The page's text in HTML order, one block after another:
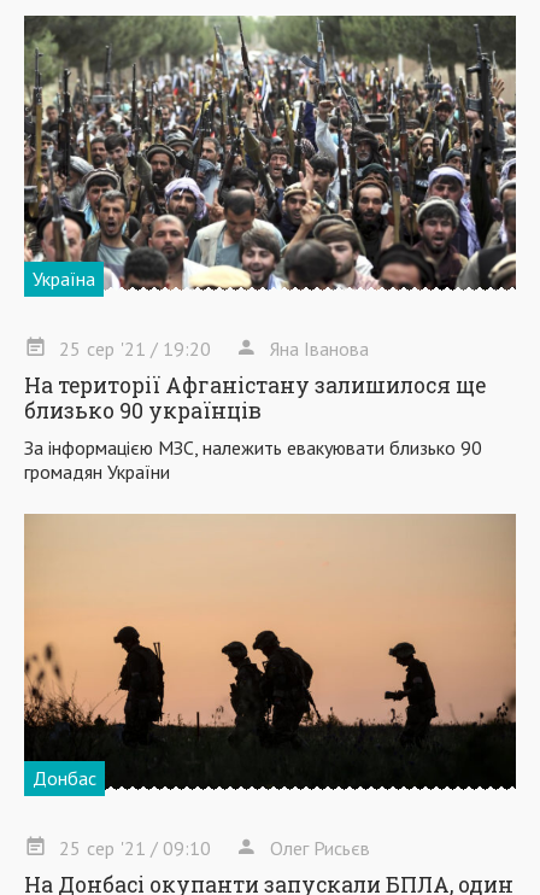
Україна
25 сер '21 / 19:20 Яна Іванова
На території Афганістану залишилося ще
близько 90 українців
За інформацією МЗС, належить евакуювати близько 90
громадян України
Донбас
25 сер '21 / 09:10 Олег Рисьєв
На Донбасі окупанти запускали БПЛА, один